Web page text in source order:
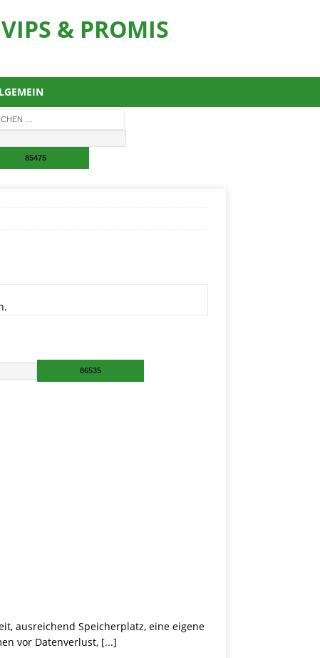
& PROMIS
ausreichend Speicherplatz, eine eigene
vor Datenverlust, [...]